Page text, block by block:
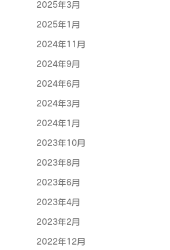
2025年3月
2025年1月
2024年11月
2024年9月
2024年6月
2024年3月
2024年1月
2023年10月
2023年8月
2023年6月
2023年4月
2023年2月
2022年12月